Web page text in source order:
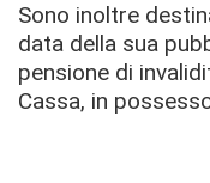
Sono inoltre
data della sua
pensione di
Cassa, in